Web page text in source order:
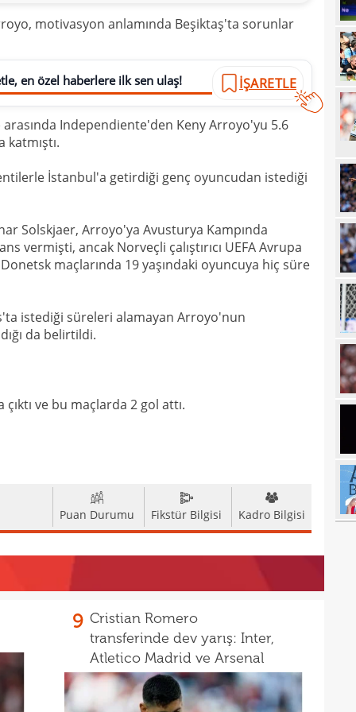
motivasyon anlamında Beşiktaş'ta sorunlar
en özel haberlere ilk sen ulaş! İŞARETLE
Independiente'den Keny Arroyo'yu 5.6
katmıştı.
İstanbul'a getirdiği genç oyuncudan istediği
Solskjaer, Arroyo'ya Avusturya Kampında
vermişti, ancak Norveçli çalıştırıcı UEFA Avrupa
maçlarında 19 yaşındaki oyuncuya hiç süre
istediği süreleri alamayan Arroyo'nun
da belirtildi.
ve bu maçlarda 2 gol attı.
Puan Durumu Fikstür Bilgisi Kadro Bilgisi
9 Cristian Romero
transferinde dev yarış: Inter,
Atletico Madrid ve Arsenal